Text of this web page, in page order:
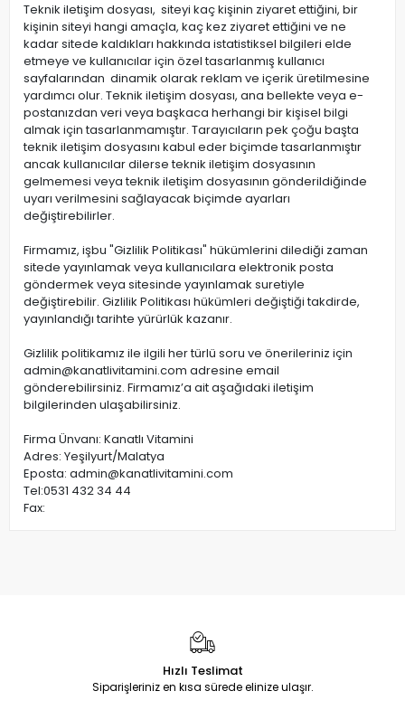
Teknik iletişim dosyası, siteyi kaç kişinin ziyaret ettiğini, bir
kişinin siteyi hangi amaçla, kaç kez ziyaret ettiğini ve ne
kadar sitede kaldıkları hakkında istatistiksel bilgileri elde
etmeye ve kullanıcılar için özel tasarlanmış kullanıcı
sayfalarından dinamik olarak reklam ve içerik üretilmesine
yardımcı olur. Teknik iletişim dosyası, ana bellekte veya e-
postanızdan veri veya başkaca herhangi bir kişisel bilgi
almak için tasarlanmamıştır. Tarayıcıların pek çoğu başta
teknik iletişim dosyasını kabul eder biçimde tasarlanmıştır
ancak kullanıcılar dilerse teknik iletişim dosyasının
gelmemesi veya teknik iletişim dosyasının gönderildiğinde
uyarı verilmesini sağlayacak biçimde ayarları
değiştirebilirler.
Firmamız, işbu "Gizlilik Politikası" hükümlerini dilediği zaman
sitede yayınlamak veya kullanıcılara elektronik posta
göndermek veya sitesinde yayınlamak suretiyle
değiştirebilir. Gizlilik Politikası hükümleri değiştiği takdirde,
yayınlandığı tarihte yürürlük kazanır.
Gizlilik politikamız ile ilgili her türlü soru ve önerileriniz için
admin@kanatlivitamini.com adresine email
gönderebilirsiniz. Firmamız’a ait aşağıdaki iletişim
bilgilerinden ulaşabilirsiniz.
Firma Ünvanı: Kanatlı Vitamini
Adres: Yeşilyurt/Malatya
Eposta: admin@kanatlivitamini.com
Tel:0531 432 34 44
Fax:
Hızlı Teslimat
Siparişleriniz en kısa sürede elinize ulaşır.